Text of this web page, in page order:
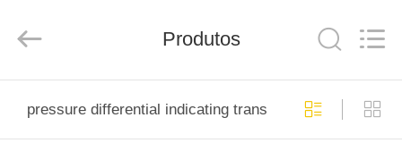
CASA
Equipment
Rights
Produtos
pressure differential indicating transmitter